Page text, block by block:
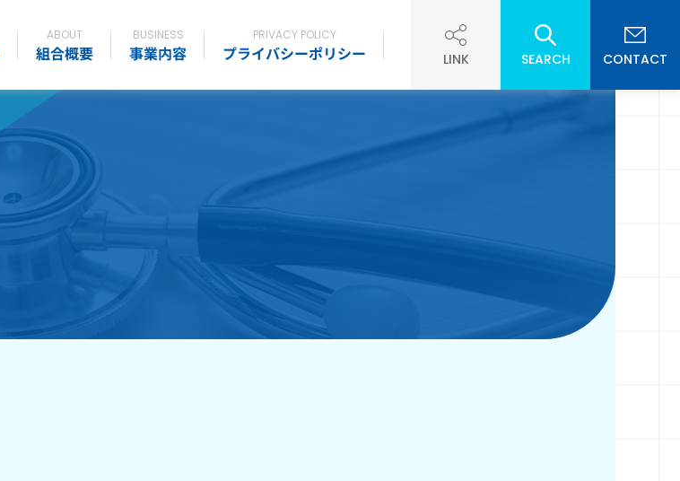
ABOUT
組合概要
BUSINESS
事業内容
PRIVACY POLICY
プライバシーポリシー LINK SEARCH CONTACT